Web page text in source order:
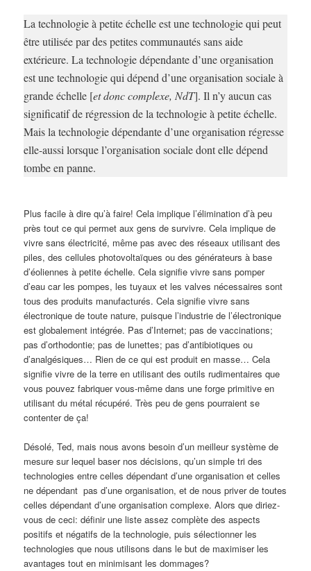
La technologie à petite échelle est une technologie qui peut
être utilisée par des petites communautés sans aide
extérieure. La technologie dépendante d’une organisation
est une technologie qui dépend d’une organisation sociale à
grande échelle [et donc complexe, NdT]. Il n’y aucun cas
significatif de régression de la technologie à petite échelle.
Mais la technologie dépendante d’une organisation régresse
elle-aussi lorsque l’organisation sociale dont elle dépend
tombe en panne.
Plus facile à dire qu’à faire! Cela implique l’élimination d’à peu
près tout ce qui permet aux gens de survivre. Cela implique de
vivre sans électricité, même pas avec des réseaux utilisant des
piles, des cellules photovoltaïques ou des générateurs à base
d’éoliennes à petite échelle. Cela signifie vivre sans pomper
d’eau car les pompes, les tuyaux et les valves nécessaires sont
tous des produits manufacturés. Cela signifie vivre sans
électronique de toute nature, puisque l’industrie de l’électronique
est globalement intégrée. Pas d’Internet; pas de vaccinations;
pas d’orthodontie; pas de lunettes; pas d’antibiotiques ou
d’analgésiques… Rien de ce qui est produit en masse… Cela
signifie vivre de la terre en utilisant des outils rudimentaires que
vous pouvez fabriquer vous-même dans une forge primitive en
utilisant du métal récupéré. Très peu de gens pourraient se
contenter de ça!
Désolé, Ted, mais nous avons besoin d’un meilleur système de
mesure sur lequel baser nos décisions, qu’un simple tri des
technologies entre celles dépendant d’une organisation et celles
ne dépendant pas d’une organisation, et de nous priver de toutes
celles dépendant d’une organisation complexe. Alors que diriez-
vous de ceci: définir une liste assez complète des aspects
positifs et négatifs de la technologie, puis sélectionner les
technologies que nous utilisons dans le but de maximiser les
avantages tout en minimisant les dommages?